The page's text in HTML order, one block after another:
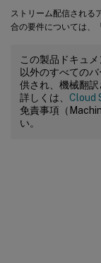
ストリーム配信され
合の要件については、
この製品ドキュ
以外のすべての
供され、機械翻訳
詳しくは、 Cloud
免責事項（
い。